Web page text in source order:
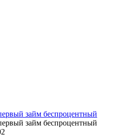
займ беспроцентный
займ беспроцентный